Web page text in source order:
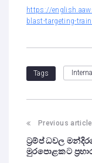
https://
blast-targeting-
Tags
Previous article
ට්‍රම්ප් ධවල
මුරපොළකට